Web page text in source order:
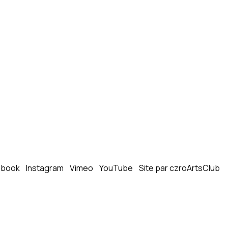
Instagram Vimeo YouTube Site par czroArtsClub